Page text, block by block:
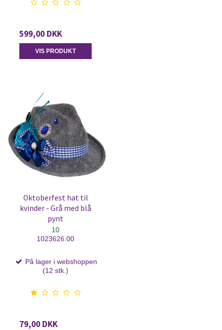
599,00 DKK
VIS PRODUKT
Oktoberfest hat til
kvinder - Grå med blå
pynt
10
1023626.00
På lager i webshoppen
(12 stk.)
79,00 DKK